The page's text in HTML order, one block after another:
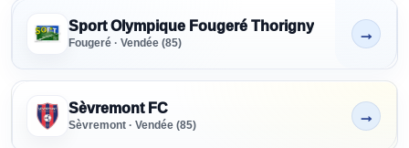
Sport Olympique Fougeré Thorigny
Fougeré · Vendée (85)
Non indiqué
→
Sèvremont FC
Sèvremont · Vendée (85)
Non indiqué
→